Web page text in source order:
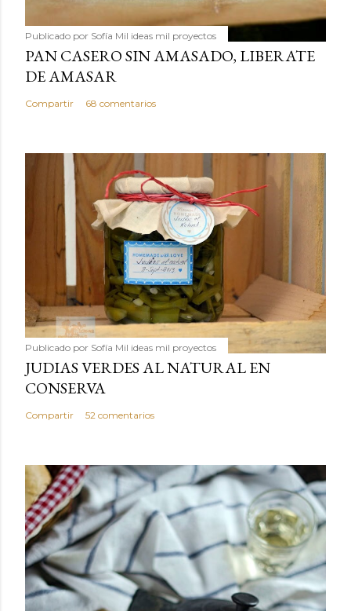
Publicado por Sofía Mil ideas mil proyectos
PAN CASERO SIN AMASADO, LIBERATE
DE AMASAR
Compartir 68 comentarios
Publicado por Sofía Mil ideas mil proyectos
JUDIAS VERDES AL NATURAL EN
CONSERVA
Compartir 52 comentarios